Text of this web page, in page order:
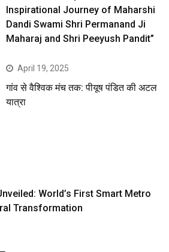
Inspirational Journey of Maharshi
Dandi Swami Shri Permanand Ji
Maharaj and Shri Peeyush Pandit”
April 19, 2025
गांव से वैश्विक मंच तक: पीयूष पंडित की अटल
यात्रा
World’s First Smart Metro
Transformation